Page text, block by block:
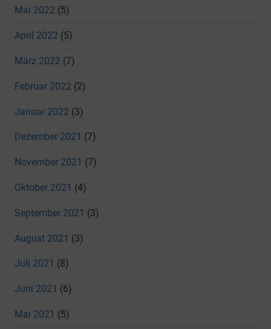
Mai 2022 (5)
April 2022 (5)
März 2022 (7)
Februar 2022 (2)
Januar 2022 (3)
Dezember 2021 (7)
November 2021 (7)
Oktober 2021 (4)
September 2021 (3)
August 2021 (3)
Juli 2021 (8)
Juni 2021 (6)
Mai 2021 (5)